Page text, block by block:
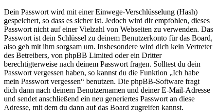
Dein Passwort wird mit einer Einwege-Verschlüsselung (Hash)
gespeichert, so dass es sicher ist. Jedoch wird dir empfohlen, dieses
Passwort nicht auf einer Vielzahl von Webseiten zu verwenden. Das
Passwort ist dein Schlüssel zu deinem Benutzerkonto für das Board,
also geh mit ihm sorgsam um. Insbesondere wird dich kein Vertreter
des Betreibers, von phpBB Limited oder ein Dritter
berechtigterweise nach deinem Passwort fragen. Solltest du dein
Passwort vergessen haben, so kannst du die Funktion „Ich habe
mein Passwort vergessen“ benutzen. Die phpBB-Software fragt
dich dann nach deinem Benutzernamen und deiner E-Mail-Adresse
und sendet anschließend ein neu generiertes Passwort an diese
Adresse, mit dem du dann auf das Board zugreifen kannst.